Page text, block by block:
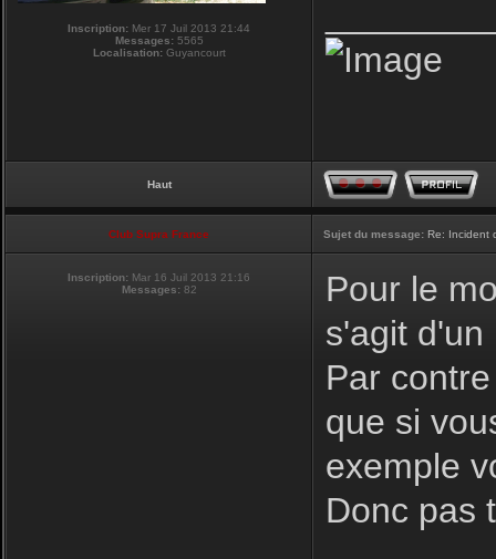
Inscription: Mer 17 Juil 2013 21:44
Messages:5565
Localisation:Guyancourt
Haut
Club Supra France Sujet du message: Re: Incident
Inscription: Mar 16 Juil 2013 21:16
Messages:82
Pour le
s'agit d'un
Par
que si
exemple
Donc pas